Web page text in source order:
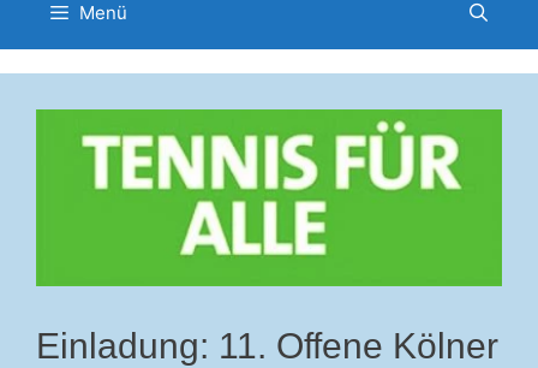
Menü
Einladung: 11. Offene Kölner